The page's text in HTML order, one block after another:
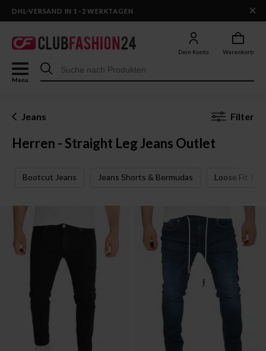
Dein Konto Warenkorb
Menu
DHL-VERSAND IN 1–2 WERKTAGEN ×
Jeans Filter
Herren - Straight Leg Jeans Outlet
Bootcut Jeans Jeans Shorts & Bermudas Loose Fit